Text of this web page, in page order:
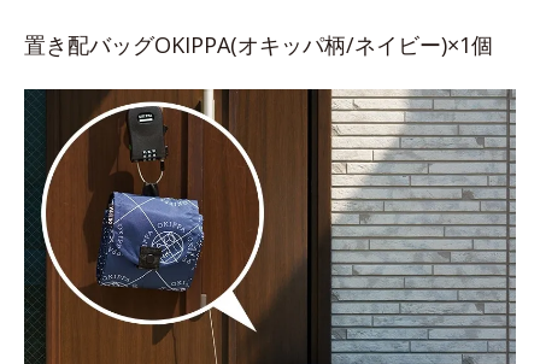
置き配バッグOKIPPA(オキッパ柄/ネイビー)×1個